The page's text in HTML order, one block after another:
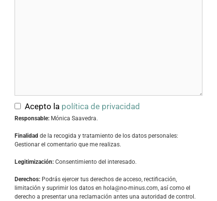
Acepto la política de privacidad
Responsable: Mónica Saavedra.
Finalidad de la recogida y tratamiento de los datos personales:
Gestionar el comentario que me realizas.
Legitimización: Consentimiento del interesado.
Derechos: Podrás ejercer tus derechos de acceso, rectificación,
limitación y suprimir los datos en hola@no-minus.com, así como el
derecho a presentar una reclamación antes una autoridad de control.